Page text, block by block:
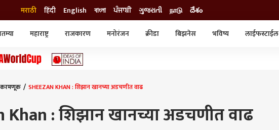
मराठी हिंदी English বাংলা ਪੰਜਾਬੀ ગુજરાતી நாடு దేశం
महाराष्ट्र राजकारण मनोरंजन क्रीडा बिझनेस भविष्य लाईफस्टाईल
करमणूक SHEEZAN KHAN : शिझान खानच्या अडचणीत वाढ
Khan : शिझान खानच्या अडचणीत वाढ